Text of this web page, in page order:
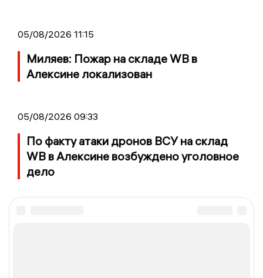
05/08/2026 11:15
Миляев: Пожар на складе WB в
Алексине локализован
05/08/2026 09:33
По факту атаки дронов ВСУ на склад
WB в Алексине возбуждено уголовное
дело